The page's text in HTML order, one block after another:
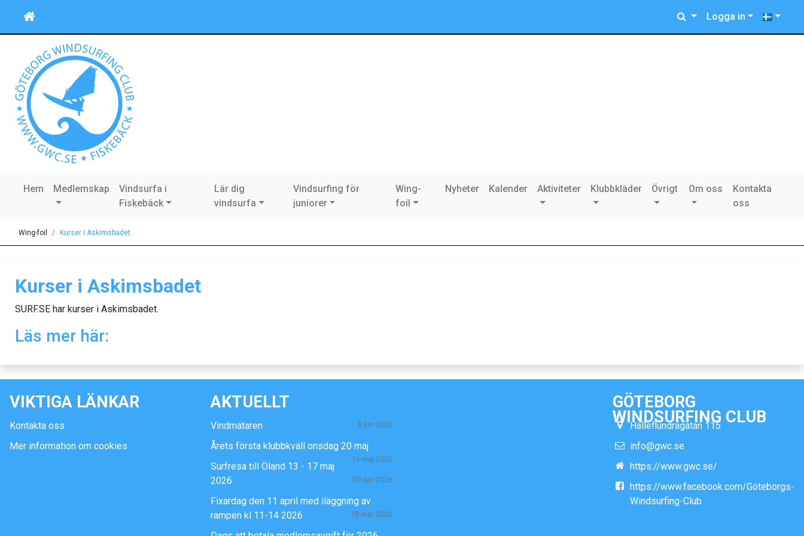
Logga in
Hem Medlemskap
Vindsurfa i
Fiskebäck
Lär dig
vindsurfa
Vindsurfing för
juniorer
Wing-
foil
Nyheter Kalender Aktiviteter Klubbkläder Övrigt Om oss
Kontakta
oss
Wing-foil Kurser i Askimsbadet
Kurser i Askimsbadet
SURF.SE har kurser i Askimsbadet.
Läs mer här:
VIKTIGA LÄNKAR
Kontakta oss
Mer information om cookies
AKTUELLT
Vindmätaren 8 jun 2026
Årets första klubbkväll onsdag 20 maj
14 maj 2026
Surfresa till Öland 13 - 17 maj
2026
30 apr 2026
Fixardag den 11 april med iläggning av
rampen kl 11-14 2026
18 mar 2026
GÖTEBORG
WINDSURFING CLUB
Hälleflundragatan 115
info@gwc.se
https://www.gwc.se/
https://www.facebook.com/Göteborgs-
Windsurfing-Club